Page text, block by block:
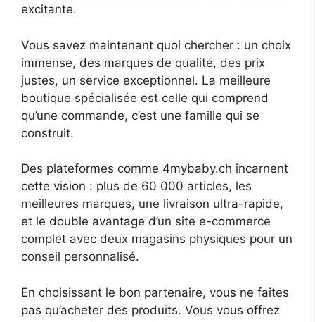
excitante.
Vous savez maintenant quoi chercher : un choix
immense, des marques de qualité, des prix
justes, un service exceptionnel. La meilleure
boutique spécialisée est celle qui comprend
qu’une commande, c’est une famille qui se
construit.
Des plateformes comme 4mybaby.ch incarnent
cette vision : plus de 60 000 articles, les
meilleures marques, une livraison ultra-rapide,
et le double avantage d’un site e-commerce
complet avec deux magasins physiques pour un
conseil personnalisé.
En choisissant le bon partenaire, vous ne faites
pas qu’acheter des produits. Vous vous offrez